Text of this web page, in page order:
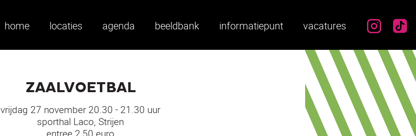
home locaties agenda beeldbank informatiepunt vacatures
ZAALVOETBAL
vrijdag 27 november 20.30 - 21.30 uur
sporthal Laco, Strijen